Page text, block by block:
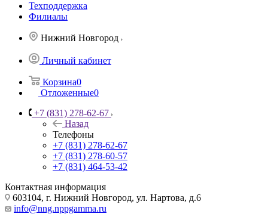
Техподдержка
Филиалы
Нижний Новгород
Личный кабинет
Корзина0
Отложенные0
+7 (831) 278-62-67
Назад
Телефоны
+7 (831) 278-62-67
+7 (831) 278-60-57
+7 (831) 464-53-42
Контактная информация
603104, г. Нижний Новгород, ул. Нартова, д.6
info@nng.nppgamma.ru